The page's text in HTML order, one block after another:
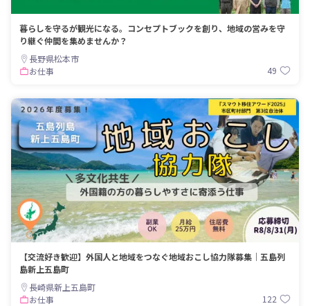
暮らしを守るが観光になる。コンセプトブックを創り、地域の営みを守
り継ぐ仲間を集めませんか？
長野県松本市
お仕事
49
【交流好き歓迎】外国人と地域をつなぐ地域おこし協力隊募集｜五島列
島新上五島町
長崎県新上五島町
お仕事
122